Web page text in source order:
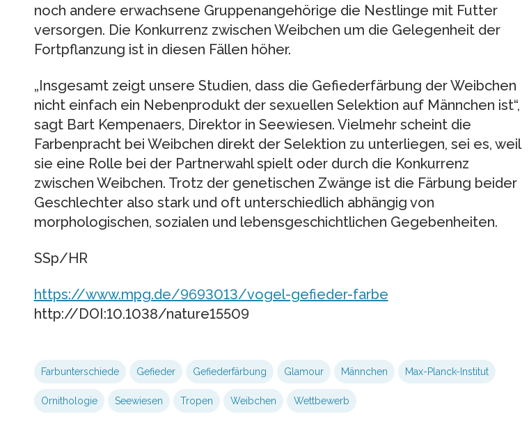
noch andere erwachsene Gruppenangehörige die Nestlinge mit Futter
versorgen. Die Konkurrenz zwischen Weibchen um die Gelegenheit der
Fortpflanzung ist in diesen Fällen höher.
„Insgesamt zeigt unsere Studien, dass die Gefiederfärbung der Weibchen
nicht einfach ein Nebenprodukt der sexuellen Selektion auf Männchen ist“,
sagt Bart Kempenaers, Direktor in Seewiesen. Vielmehr scheint die
Farbenpracht bei Weibchen direkt der Selektion zu unterliegen, sei es, weil
sie eine Rolle bei der Partnerwahl spielt oder durch die Konkurrenz
zwischen Weibchen. Trotz der genetischen Zwänge ist die Färbung beider
Geschlechter also stark und oft unterschiedlich abhängig von
morphologischen, sozialen und lebensgeschichtlichen Gegebenheiten.
SSp/HR
https://www.mpg.de/9693013/vogel-gefieder-farbe
http://DOI:10.1038/nature15509
Farbunterschiede Gefieder Gefiederfärbung Glamour Männchen Max-Planck-Institut
Ornithologie Seewiesen Tropen Weibchen Wettbewerb